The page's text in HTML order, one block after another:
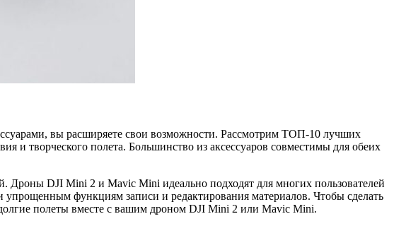
вы расширяете свои возможности. Рассмотрим ТОП-10 лучших
и творческого полета. Большинство из аксессуаров совместимы для обеих
DJI Mini 2 и Mavic Mini идеально подходят для многих пользователей
упрощенным функциям записи и редактирования материалов. Чтобы сделать
полеты вместе с вашим дроном DJI Mini 2 или Mavic Mini.